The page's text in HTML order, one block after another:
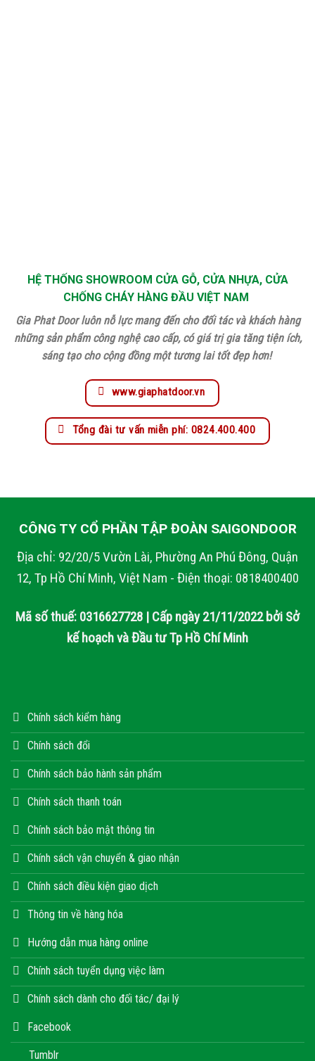
HỆ THỐNG SHOWROOM CỬA GỖ, CỬA NHỰA, CỬA
CHỐNG CHÁY HÀNG ĐẦU VIỆT NAM
Gia Phat Door luôn nỗ lực mang đến cho đối tác và khách hàng
những sản phẩm công nghệ cao cấp, có giá trị gia tăng tiện ích,
sáng tạo cho cộng đồng một tương lai tốt đẹp hơn!
www.giaphatdoor.vn
Tổng đài tư vấn miễn phí: 0824.400.400
CÔNG TY CỔ PHẦN TẬP ĐOÀN SAIGONDOOR
Địa chỉ: 92/20/5 Vườn Lài, Phường An Phú Đông, Quận
12, Tp Hồ Chí Minh, Việt Nam - Điện thoại: 0818400400
Mã số thuế: 0316627728 | Cấp ngày 21/11/2022 bởi Sở
kế hoạch và Đầu tư Tp Hồ Chí Minh
Chính sách kiểm hàng
Chính sách đổi
Chính sách bảo hành sản phẩm
Chính sách thanh toán
Chính sách bảo mật thông tin
Chính sách vận chuyển & giao nhận
Chính sách điều kiện giao dịch
Thông tin về hàng hóa
Hướng dẫn mua hàng online
Chính sách tuyển dụng việc làm
Chính sách dành cho đối tác/ đại lý
Facebook
Tumblr